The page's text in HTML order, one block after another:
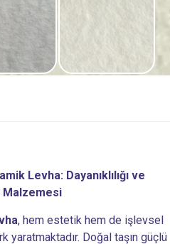
Levha: Dayanıklılığı ve
Malzemesi
, hem estetik hem de işlevsel
yaratmaktadır. Doğal taşın güçlü